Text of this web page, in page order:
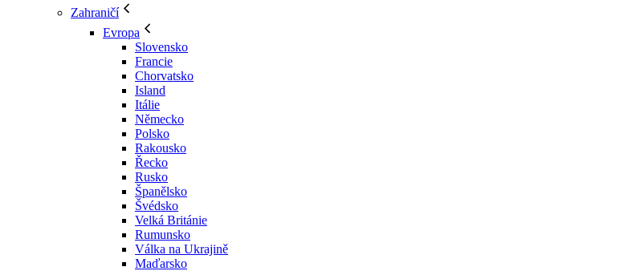
Zahraničí
Evropa
Slovensko
Francie
Chorvatsko
Island
Itálie
Německo
Polsko
Rakousko
Řecko
Rusko
Španělsko
Švédsko
Velká Británie
Rumunsko
Válka na Ukrajině
Maďarsko